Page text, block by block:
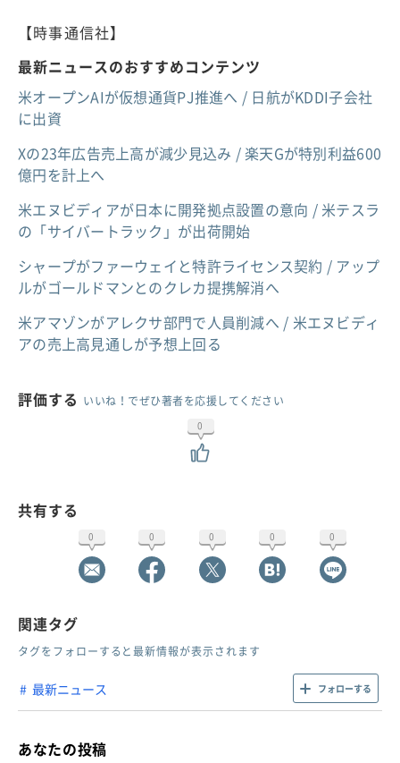
【時事通信社】
最新ニュースのおすすめコンテンツ
米オープンAIが仮想通貨PJ推進へ / 日航がKDDI子会社
に出資
Xの23年広告売上高が減少見込み / 楽天Gが特別利益600
億円を計上へ
米エヌビディアが日本に開発拠点設置の意向 / 米テスラ
の「サイバートラック」が出荷開始
シャープがファーウェイと特許ライセンス契約 / アップ
ルがゴールドマンとのクレカ提携解消へ
米アマゾンがアレクサ部門で人員削減へ / 米エヌビディ
アの売上高見通しが予想上回る
評価する いいね！でぜひ著者を応援してください
0
共有する
0 0 0 0 0
関連タグ
タグをフォローすると最新情報が表示されます
最新ニュース フォローする
あなたの投稿